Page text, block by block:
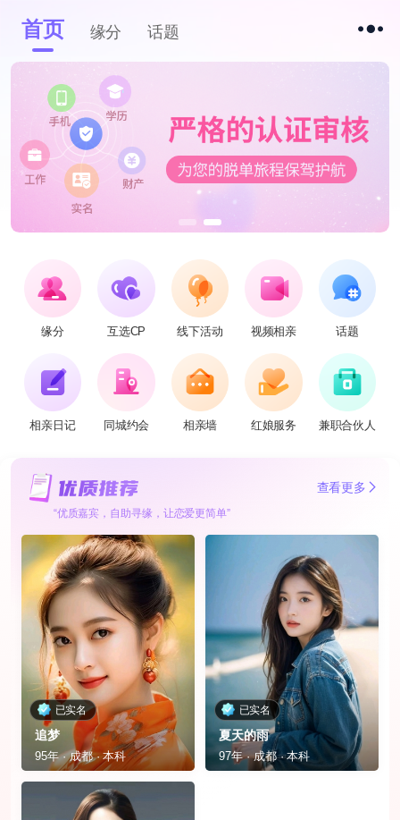
首页 缘分 话题
缘分 互选CP 线下活动 视频相亲 话题
相亲日记 同城约会 相亲墙 红娘服务 兼职合伙人
查看更多
“优质嘉宾，自助寻缘，让恋爱更简单”
已实名
追梦
95年 · 成都 · 本科
已实名
夏天的雨
97年 · 成都 · 本科